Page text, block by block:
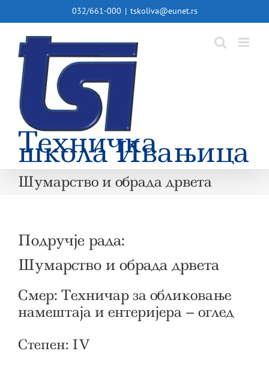
032/661-000 | tskoliva@eunet.rs
Техничка
школа Ивањица
Шумарство и обрада дрвета
Подручје рада:
Шумарство и обрада дрвета
Смер: Техничар за обликовање
намештаја и ентеријера – оглед
Степен: IV